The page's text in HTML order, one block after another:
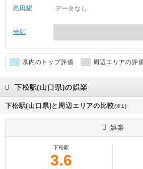
島田駅 データなし
光駅
県内のトップ評価 周辺エリアの評
下松駅(山口県)の娯楽
下松駅(山口県)と周辺エリアの比較(※1)
娯楽
下松駅
3.6